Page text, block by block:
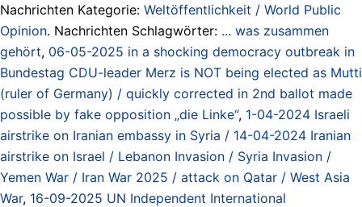
Nachrichten Kategorie: Weltöffentlichkeit / World Public
Opinion. Nachrichten Schlagwörter: ... was zusammen
gehört, 06-05-2025 in a shocking democracy outbreak in
Bundestag CDU-leader Merz is NOT being elected as Mutti
(ruler of Germany) / quickly corrected in 2nd ballot made
possible by fake opposition „die Linke“, 1-04-2024 Israeli
airstrike on Iranian embassy in Syria / 14-04-2024 Iranian
airstrike on Israel / Lebanon Invasion / Syria Invasion /
Yemen War / Iran War 2025 / attack on Qatar / West Asia
War, 16-09-2025 UN Independent International